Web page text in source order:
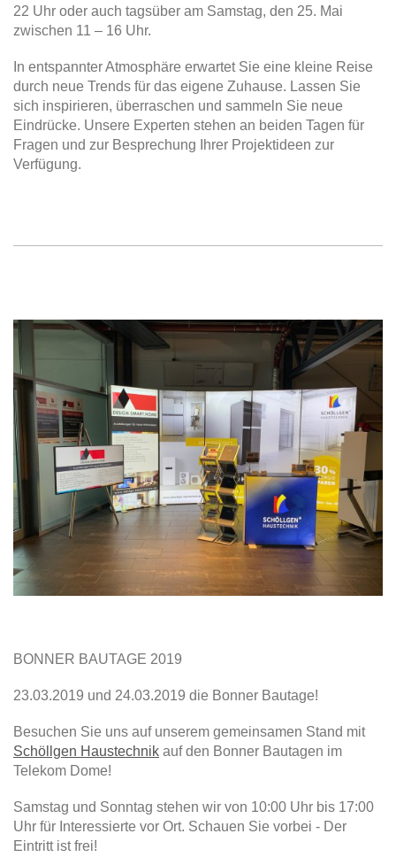
22 Uhr oder auch tagsüber am Samstag, den 25. Mai
zwischen 11 – 16 Uhr.
In entspannter Atmosphäre erwartet Sie eine kleine Reise
durch neue Trends für das eigene Zuhause. Lassen Sie
sich inspirieren, überraschen und sammeln Sie neue
Eindrücke. Unsere Experten stehen an beiden Tagen für
Fragen und zur Besprechung Ihrer Projektideen zur
Verfügung.
BONNER BAUTAGE 2019
23.03.2019 und 24.03.2019 die Bonner Bautage!
Besuchen Sie uns auf unserem gemeinsamen Stand mit
Schöllgen Haustechnik auf den Bonner Bautagen im
Telekom Dome!
Samstag und Sonntag stehen wir von 10:00 Uhr bis 17:00
Uhr für Interessierte vor Ort. Schauen Sie vorbei - Der
Eintritt ist frei!